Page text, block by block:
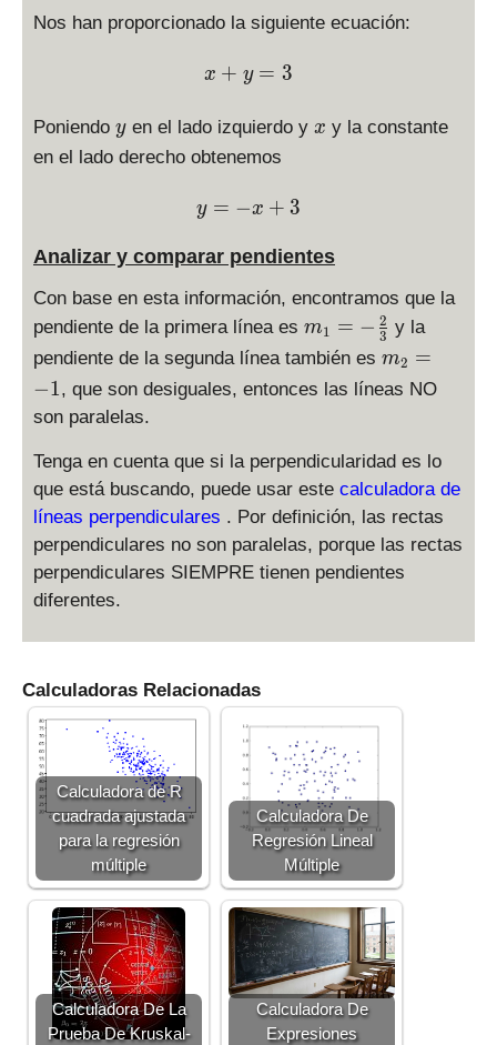
Nos han proporcionado la siguiente ecuación:
\displaystyle x+y=3
x + y = 3
Poniendo y
yen el lado izquierdo y x
x y la constante
en el lado derecho obtenemos
\displaystyle y = -x +3
y = −x + 3
Analizar y comparar pendientes
Con base en esta información, encontramos que la
pendiente de la primera línea es m
_
=
r
a
c
{
2
3
m1 = − 3
2 y la
pendiente de la segunda línea también es m
_
-1
m2 =
−1, que son desiguales, entonces las líneas NO
son paralelas.
Tenga en cuenta que si la perpendicularidad es lo
que está buscando, puede usar este calculadora de
líneas perpendiculares . Por definición, las rectas
perpendiculares no son paralelas, porque las rectas
perpendiculares SIEMPRE tienen pendientes
diferentes.
Calculadoras Relacionadas
Calculadora de R
cuadrada ajustada
para la regresión
múltiple
Calculadora De
Regresión Lineal
Múltiple
Calculadora De La
Prueba De Kruskal-
Calculadora De
Expresiones